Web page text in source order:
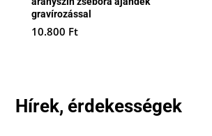
gravírozással
10.800 Ft
Hírek, érdekességek